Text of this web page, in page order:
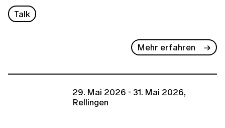
Talk
Mehr erfahren
29. Mai 2026 - 31. Mai 2026,
Rellingen